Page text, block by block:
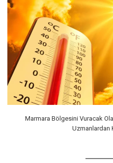
Marmara Bölgesini Vuracak
Uzmanlardan